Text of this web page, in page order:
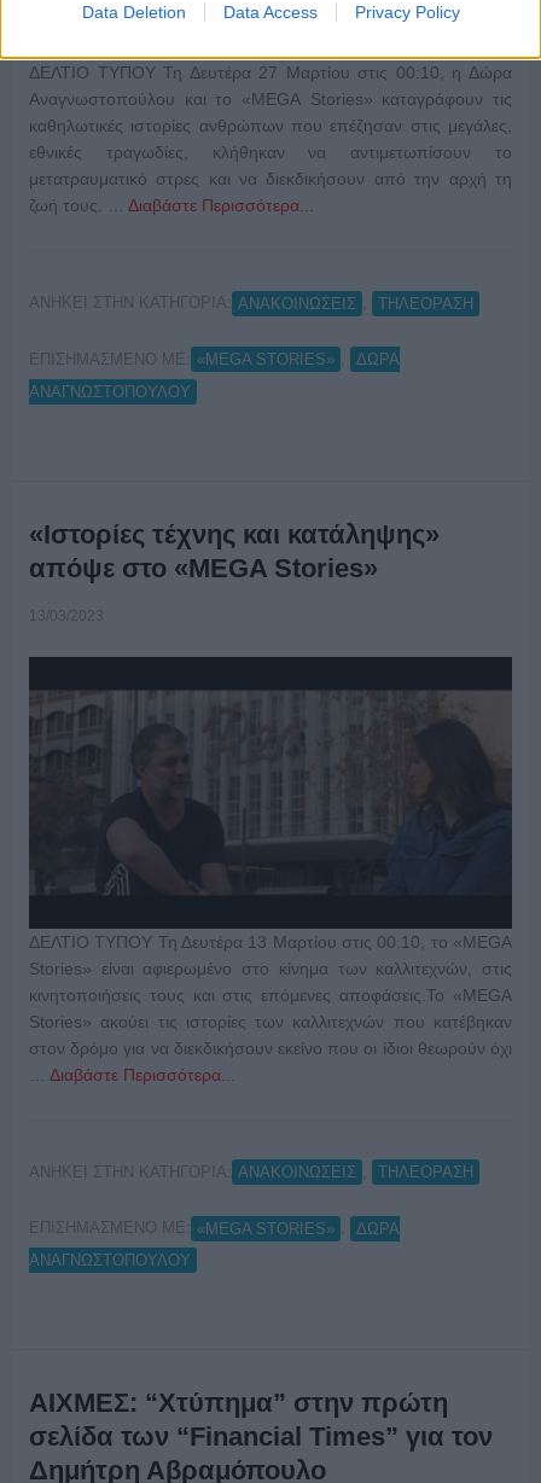
Data Deletion Data Access Privacy Policy
ΔΕΛΤΙΟ ΤΥΠΟΥ Τη Δευτέρα 27 Μαρτίου στις 00:10, η Δώρα
Αναγνωστοπούλου και το «MEGA Stories» καταγράφουν τις
καθηλωτικές ιστορίες ανθρώπων που επέζησαν στις μεγάλες,
εθνικές τραγωδίες, κλήθηκαν να αντιμετωπίσουν το
μετατραυματικό στρες και να διεκδικήσουν από την αρχή τη
ζωή τους. … Διαβάστε Περισσότερα...
ΑΝΗΚΕΙ ΣΤΗΝ ΚΑΤΗΓΟΡΙΑ: ΑΝΑΚΟΙΝΩΣΕΙΣ ΤΗΛΕΟΡΑΣΗ
ΕΠΙΣΗΜΑΣΜΕΝΟ ΜΕ: «MEGA STORIES»
ΔΩΡΑ
ΑΝΑΓΝΩΣΤΟΠΟΥΛΟΥ
«Ιστορίες τέχνης και κατάληψης»
απόψε στο «MEGA Stories»
13/03/2023
ΔΕΛΤΙΟ ΤΥΠΟΥ Τη Δευτέρα 13 Μαρτίου στις 00.10, το «MEGA
Stories» είναι αφιερωμένο στο κίνημα των καλλιτεχνών, στις
κινητοποιήσεις τους και στις επόμενες αποφάσεις.Το «MEGA
Stories» ακούει τις ιστορίες των καλλιτεχνών που κατέβηκαν
στον δρόμο για να διεκδικήσουν εκείνο που οι ίδιοι θεωρούν όχι
Διαβάστε Περισσότερα...
ΑΝΗΚΕΙ ΣΤΗΝ ΚΑΤΗΓΟΡΙΑ: ΑΝΑΚΟΙΝΩΣΕΙΣ ΤΗΛΕΟΡΑΣΗ
ΕΠΙΣΗΜΑΣΜΕΝΟ ΜΕ: «MEGA STORIES»
ΔΩΡΑ
ΑΝΑΓΝΩΣΤΟΠΟΥΛΟΥ
ΑΙΧΜΕΣ: “Χτύπημα” στην πρώτη
σελίδα των “Financial Times” για τον
Δημήτρη Αβραμόπουλο